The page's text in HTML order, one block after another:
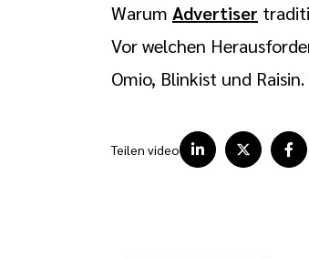
Warum Advertiser
Vor welchen
Omio, Blinkist und
Teilen video